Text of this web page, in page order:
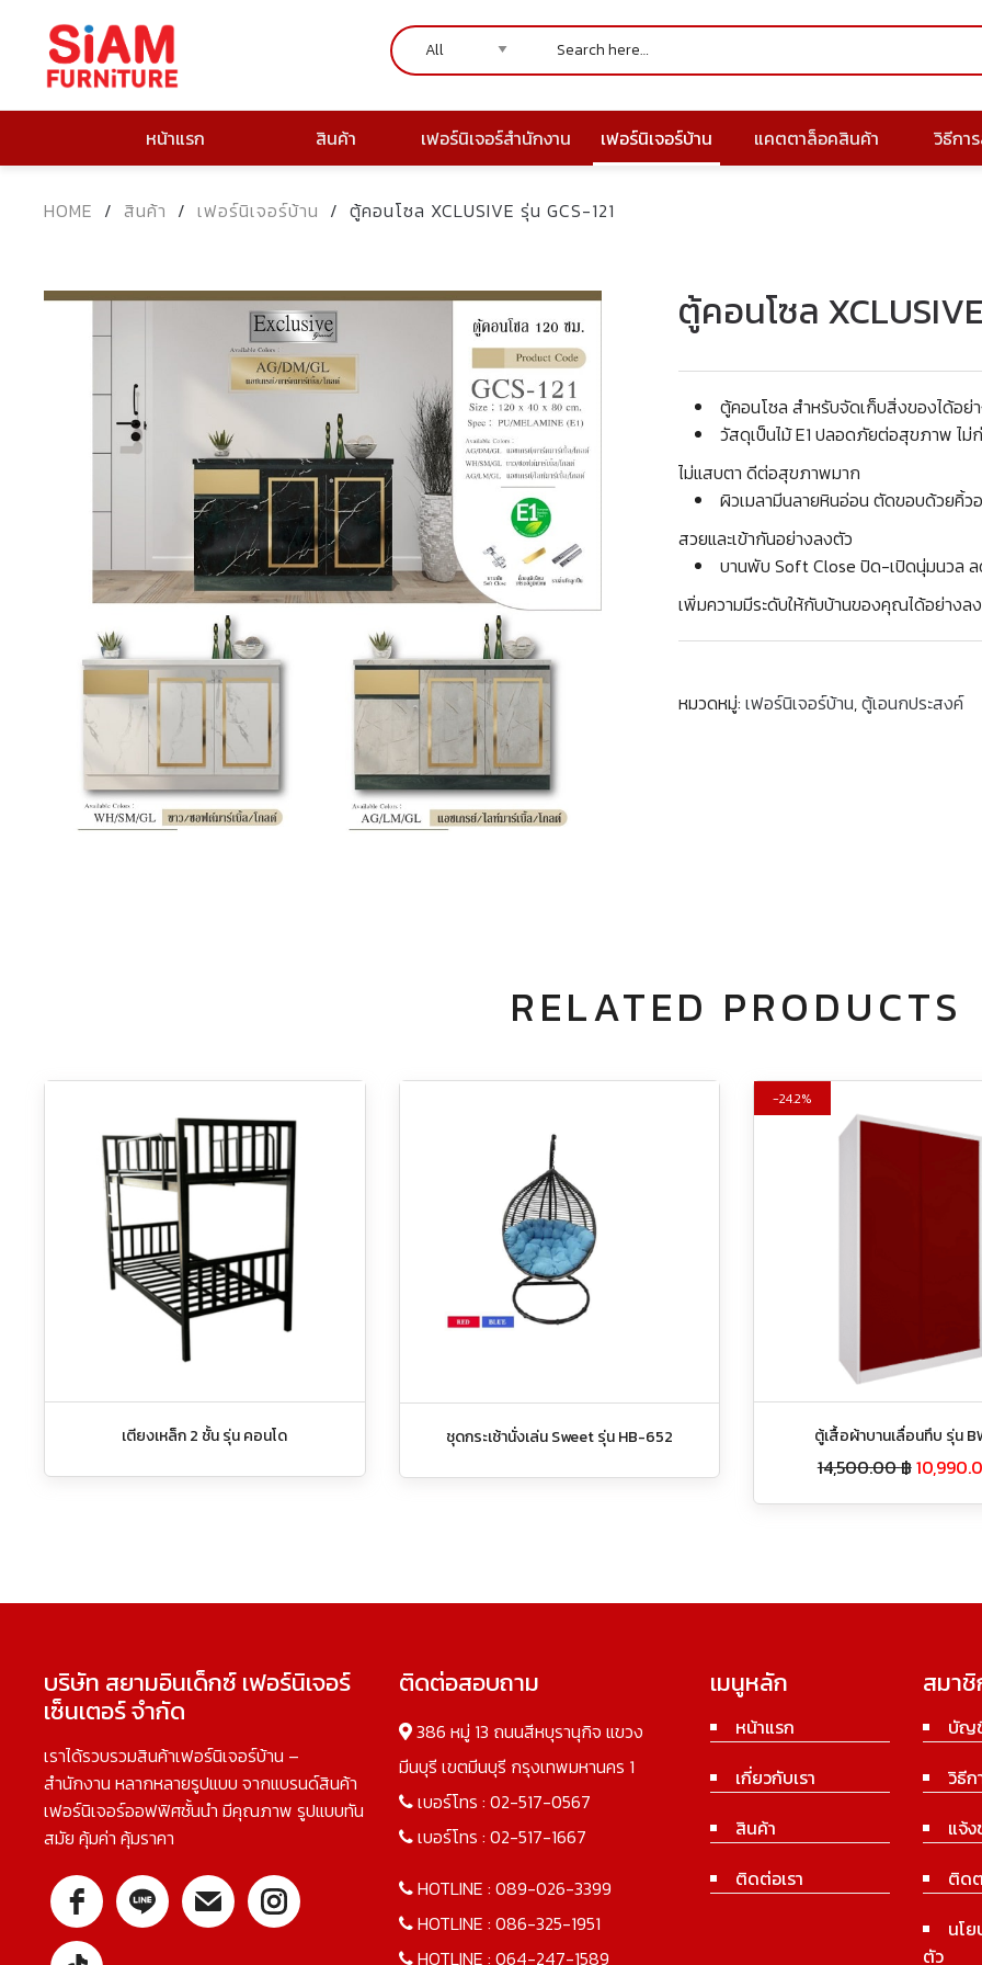
หน้าแรก สินค้า เฟอร์นิเจอร์สำนักงาน เฟอร์นิเจอร์บ้าน แคตตาล็อคสินค้า วิธีกา
HOME / สินค้า / เฟอร์นิเจอร์บ้าน / ตู้คอนโซล XCLUSIVE รุ่น GCS-121
ตู้คอนโซล
ตู้คอนโซล สำหรับจัดเก็บสิ่งของได้อย่า
วัสดุเป็นไม้ E1 ปลอดภัยต่อสุขภาพ ไม่
ไม่แสบตา ดีต่อสุขภาพมาก
ผิวเมลามีนลายหินอ่อน ตัดขอบด้วยคิ้ว
สวยและเข้ากันอย่างลงตัว
บานพับ Soft Close ปิด-เปิดนุ่มนวล ล
เพิ่มความมีระดับให้กับบ้านของคุณได้อย่างล
หมวดหมู่:เฟอร์นิเจอร์บ้าน,ตู้เอนกประสงค์
RELATED PRODUCTS
เตียงเหล็ก 2 ชั้น รุ่น คอนโด ชุดกระเช้านั่งเล่น Sweet รุ่น HB-652
24.2%
ตู้เสื้อผ้าบานเลื่อนทึบ รุ่น
14,500.00฿
บริษัท สยามอินเด็กซ์ เฟอร์นิเจอร์
เซ็นเตอร์ จำกัด
เราได้รวบรวมสินค้าเฟอร์นิเจอร์บ้าน –
สำนักงาน หลากหลายรูปแบบ จากแบรนด์สินค้า
เฟอร์นิเจอร์ออฟฟิศชั้นนำ มีคุณภาพ รูปแบบทัน
สมัย คุ้มค่า คุ้มราคา
ติดต่อสอบถาม
386 หมู่ 13 ถนนสีหบุรานุกิจ แขวง
มีนบุรี เขตมีนบุรี กรุงเทพมหานคร 1
เบอร์โทร : 02-517-0567
เบอร์โทร : 02-517-1667
HOTLINE : 089-026-3399
HOTLINE : 086-325-1951
HOTLINE : 064-247-1589
เมนูหลัก
หน้าแรก
เกี่ยวกับเรา
สินค้า
ติดต่อเรา
สมา
บัญ
วิธีก
แจ้ง
ติด
นโ
ตัว